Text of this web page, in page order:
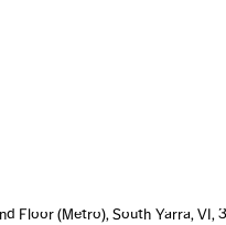
Floor (Metro), South Yarra, VI,